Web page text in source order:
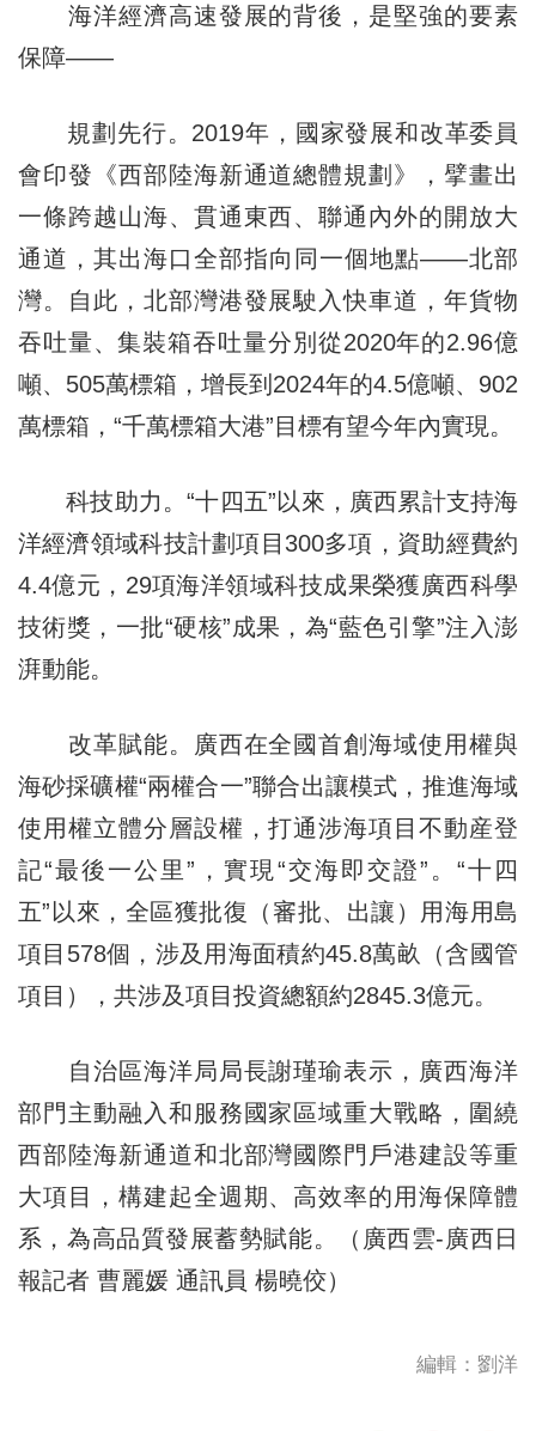
海洋經濟高速發展的背後，是堅強的要素
保障——
規劃先行。2019年，國家發展和改革委員
會印發《西部陸海新通道總體規劃》，擘畫出
一條跨越山海、貫通東西、聯通內外的開放大
通道，其出海口全部指向同一個地點——北部
灣。自此，北部灣港發展駛入快車道，年貨物
吞吐量、集裝箱吞吐量分別從2020年的2.96億
噸、505萬標箱，增長到2024年的4.5億噸、902
萬標箱，“千萬標箱大港”目標有望今年內實現。
科技助力。“十四五”以來，廣西累計支持海
洋經濟領域科技計劃項目300多項，資助經費約
4.4億元，29項海洋領域科技成果榮獲廣西科學
技術獎，一批“硬核”成果，為“藍色引擎”注入澎
湃動能。
改革賦能。廣西在全國首創海域使用權與
海砂採礦權“兩權合一”聯合出讓模式，推進海域
使用權立體分層設權，打通涉海項目不動産登
記“最後一公里”，實現“交海即交證”。“十四
五”以來，全區獲批復（審批、出讓）用海用島
項目578個，涉及用海面積約45.8萬畝（含國管
項目），共涉及項目投資總額約2845.3億元。
自治區海洋局局長謝瑾瑜表示，廣西海洋
部門主動融入和服務國家區域重大戰略，圍繞
西部陸海新通道和北部灣國際門戶港建設等重
大項目，構建起全週期、高效率的用海保障體
系，為高品質發展蓄勢賦能。（廣西雲-廣西日
報記者 曹麗媛 通訊員 楊曉佼）
編輯：劉洋